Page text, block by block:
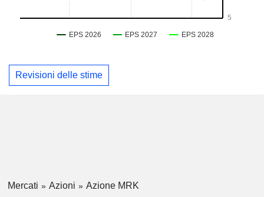
Revisioni delle stime
Mercati Azioni Azione MRK